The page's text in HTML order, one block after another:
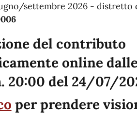
settembre 2026 - distretto
del contributo
online
20:00 del 24/07/
per prendere